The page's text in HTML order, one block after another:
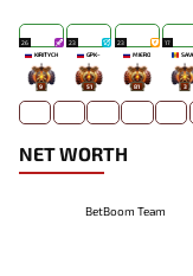
26
KIRITYCH
9
23
GPK~
51
23
MIERO`
81
17
3
NET WORTH
BetBoom Team